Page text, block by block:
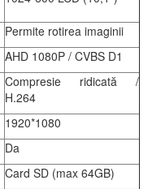
Permite rotirea imaginii
AHD 1080P / CVBS D1
Compresie ridicată /
H.264
1920*1080
Da
Card SD (max 64GB)